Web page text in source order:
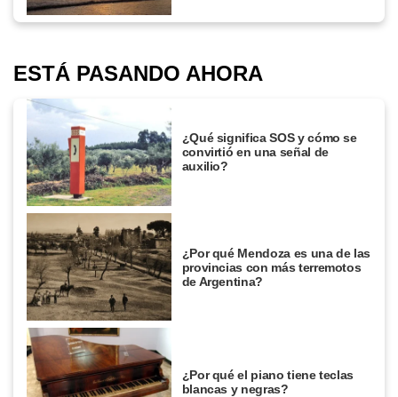
ESTÁ PASANDO AHORA
¿Qué significa SOS y cómo se
convirtió en una señal de
auxilio?
¿Por qué Mendoza es una de las
provincias con más terremotos
de Argentina?
¿Por qué el piano tiene teclas
blancas y negras?